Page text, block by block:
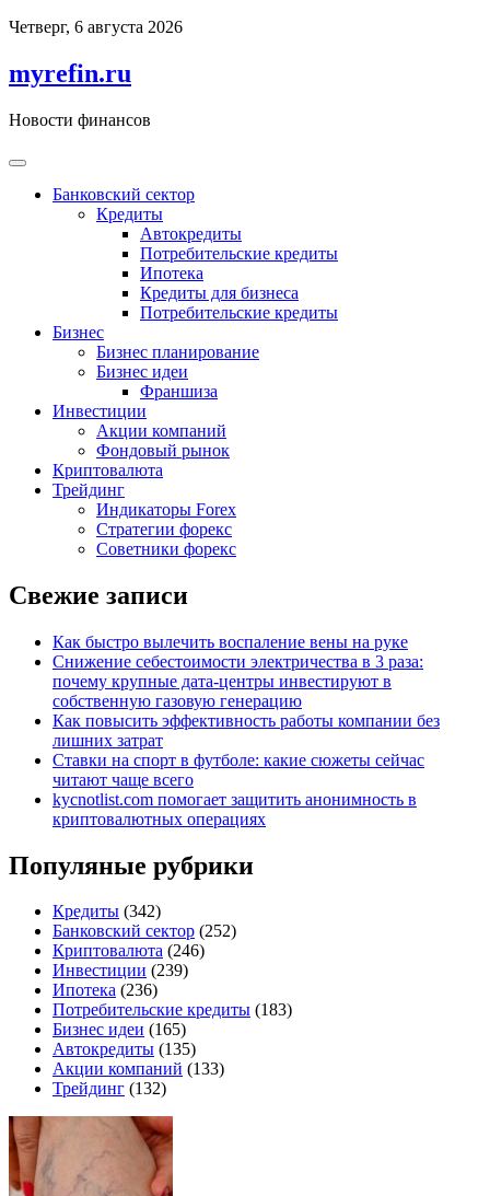
Перейти
содержимому
Четверг, 6 августа 2026
myrefin.ru
Новости финансов
Банковский сектор
Кредиты
Автокредиты
Потребительские кредиты
Ипотека
Кредиты для бизнеса
Потребительские кредиты
Бизнес
Бизнес планирование
Бизнес идеи
Франшиза
Инвестиции
Акции компаний
Фондовый рынок
Криптовалюта
Трейдинг
Индикаторы Forex
Стратегии форекс
Советники форекс
Свежие записи
Как быстро вылечить воспаление вены на руке
Снижение себестоимости электричества в 3 раза:
почему крупные дата-центры инвестируют в
собственную газовую генерацию
Как повысить эффективность работы компании без
лишних затрат
Ставки на спорт в футболе: какие сюжеты сейчас
читают чаще всего
kycnotlist.com помогает защитить анонимность в
криптовалютных операциях
Популяные рубрики
Кредиты (342)
Банковский сектор (252)
Криптовалюта (246)
Инвестиции (239)
Ипотека (236)
Потребительские кредиты (183)
Бизнес идеи (165)
Автокредиты (135)
Акции компаний (133)
Трейдинг (132)